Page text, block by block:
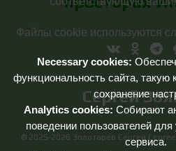
Сергей
© 2025-2026 Золотарев Сергей
Файлы cookie используются
Necessary cookies:
функциональность сайта, такую
сохранение
Analytics cookies: Собирают
поведении пользователей
сервиса.